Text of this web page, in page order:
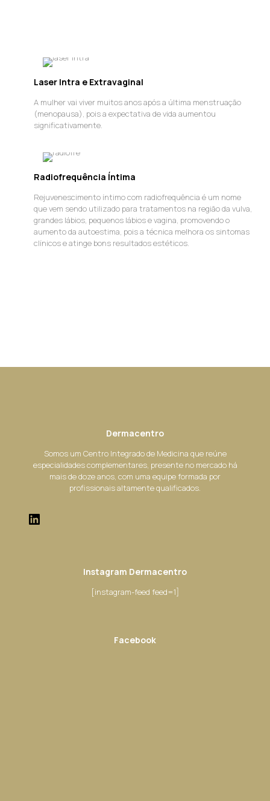
Laser Intra e Extravaginal
A mulher vai viver muitos anos após a última menstruação
(menopausa), pois a expectativa de vida aumentou
significativamente.
Radiofrequência Íntima
Rejuvenescimento íntimo com radiofrequência é um nome
que vem sendo utilizado para tratamentos na região da vulva,
grandes lábios, pequenos lábios e vagina, promovendo o
aumento da autoestima, pois a técnica melhora os sintomas
clínicos e atinge bons resultados estéticos.
Dermacentro
Somos um Centro Integrado de Medicina que reúne
especialidades complementares, presente no mercado há
mais de doze anos, com uma equipe formada por
profissionais altamente qualificados.
Instagram Dermacentro
[instagram-feed feed=1]
Facebook